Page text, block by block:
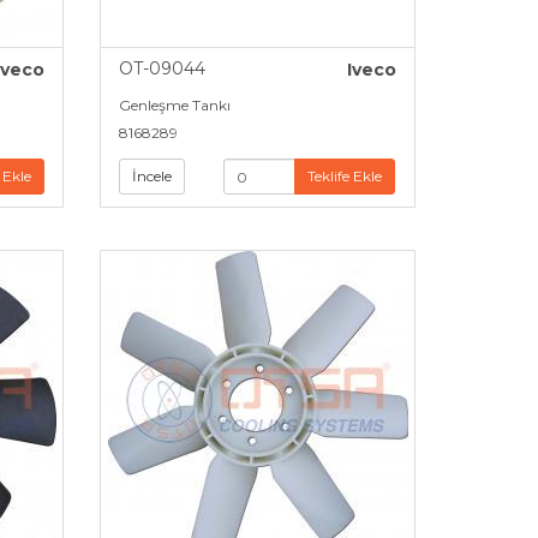
OT-09044 Iveco
Genleşme Tankı
8168289
İncele Teklife Ekle